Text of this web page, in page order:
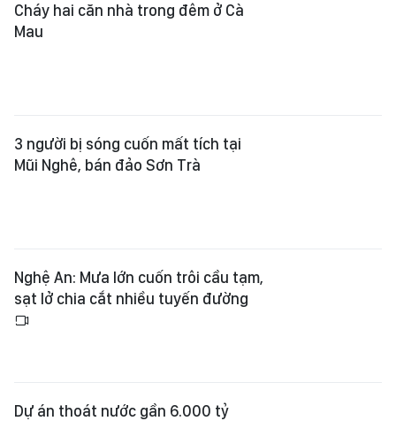
Cháy hai căn nhà trong đêm ở Cà
Mau
3 người bị sóng cuốn mất tích tại
Mũi Nghê, bán đảo Sơn Trà
Nghệ An: Mưa lớn cuốn trôi cầu tạm,
sạt lở chia cắt nhiều tuyến đường
Dự án thoát nước gần 6.000 tỷ